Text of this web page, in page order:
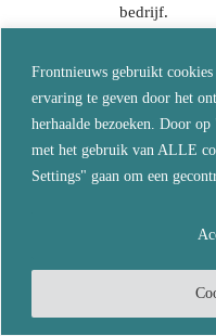
Frontnieuws gebruikt
ervaring te geven door het
herhaalde bezoeken. Door
met het gebruik van ALLE
Settings" gaan om een
bedrijf.
geprikt.
Reageer
Pepper
Denk niet. Ik
MENSEN (
op een lijst